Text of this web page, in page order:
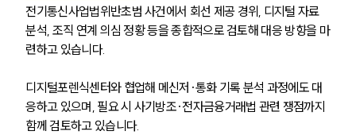
전기통신사업법위반초범 사건에서 회선 제공 경위, 디지털 자료
분석, 조직 연계 의심 정황 등을 종합적으로 검토해 대응 방향을 마
련하고 있습니다.
디지털포렌식센터와 협업해 메신저·통화 기록 분석 과정에도 대
응하고 있으며, 필요 시 사기방조·전자금융거래법 관련 쟁점까지
함께 검토하고 있습니다.